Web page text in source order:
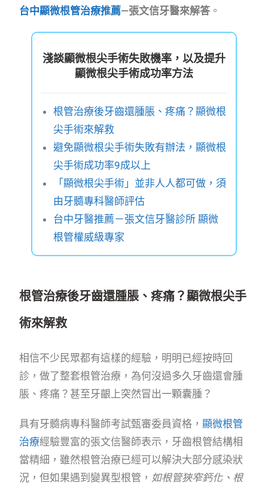
台中顯微根管治療推薦—張文信牙醫來解答 。
淺談顯微根尖手術失敗機率，以及提升
顯微根尖手術成功率方法
根管治療後牙齒還腫脹、疼痛？顯微根
尖手術來解救
避免顯微根尖手術失敗有辦法，顯微根
尖手術成功率9成以上
「顯微根尖手術」並非人人都可做，須
由牙髓專科醫師評估
台中牙醫推薦－張文信牙醫診所 顯微
根管權威級專家
根管治療後牙齒還腫脹、疼痛？顯微根尖手
術來解救
相信不少民眾都有這樣的經驗，明明已經按時回
診，做了整套根管治療，為何沒過多久牙齒還會腫
脹、疼痛？甚至牙齦上突然冒出一顆囊腫？
具有牙髓病專科醫師考試甄審委員資格， 顯微根管
治療經驗豐富的張文信醫師表示，牙齒根管結構相
當精細，雖然根管治療已經可以解決大部分感染狀
況，但如果遇到變異型根管， 如根管狹窄鈣化、根